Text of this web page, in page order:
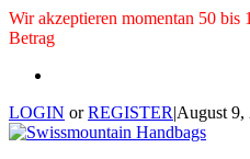
Wir akzeptieren momentan 50 bis
Betrag
LOGIN orREGISTER|August 9,